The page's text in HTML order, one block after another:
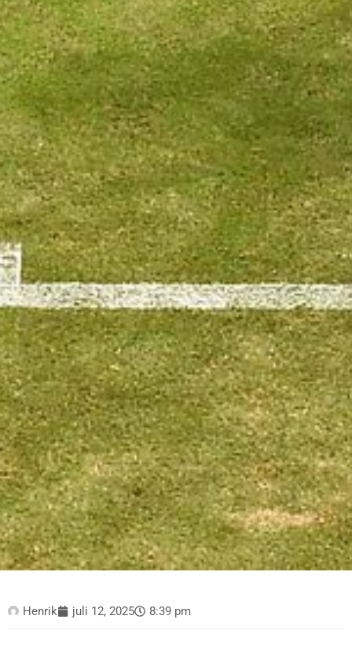
Henrik juli 12, 2025 8:39 pm